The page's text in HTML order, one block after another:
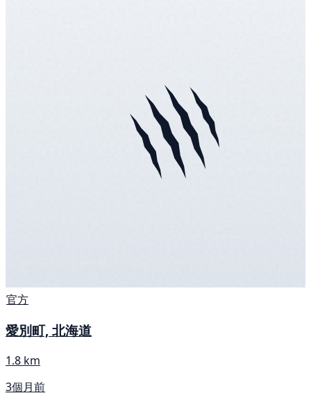
官方
愛別町, 北海道
1.8 km
3個月前